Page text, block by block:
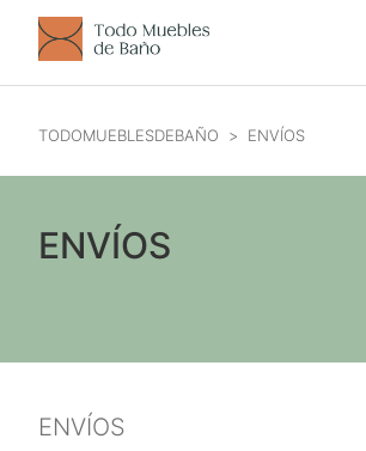
TODOMUEBLESDEBAÑO ENVÍOS
ENVÍOS
ENVÍOS